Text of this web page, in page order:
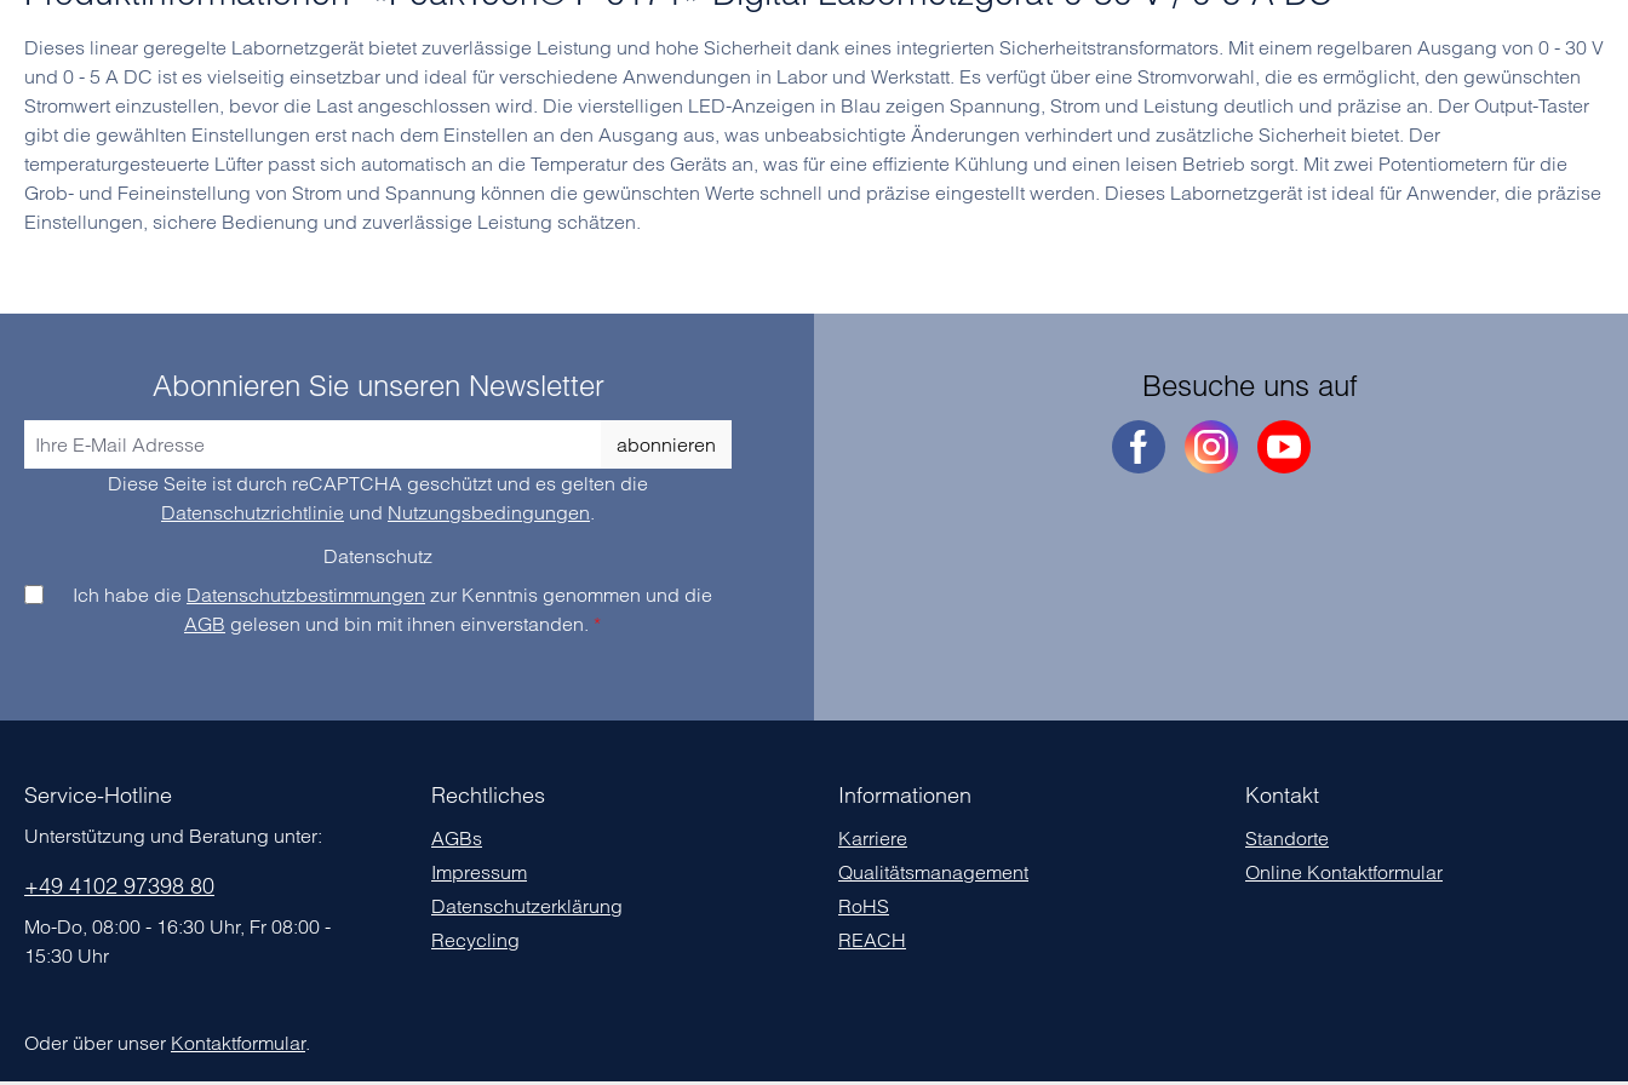
Dieses linear geregelte Labornetzgerät bietet zuverlässige Leistung und hohe Sicherheit dank eines integrierten Sicherheitstransformators. Mit einem regelbaren Ausgang von 0 - 30 V
und 0 - 5 A DC ist es vielseitig einsetzbar und ideal für verschiedene Anwendungen in Labor und Werkstatt. Es verfügt über eine Stromvorwahl, die es ermöglicht, den gewünschten
Stromwert einzustellen, bevor die Last angeschlossen wird. Die vierstelligen LED-Anzeigen in Blau zeigen Spannung, Strom und Leistung deutlich und präzise an. Der Output-Taster
gibt die gewählten Einstellungen erst nach dem Einstellen an den Ausgang aus, was unbeabsichtigte Änderungen verhindert und zusätzliche Sicherheit bietet. Der
temperaturgesteuerte Lüfter passt sich automatisch an die Temperatur des Geräts an, was für eine effiziente Kühlung und einen leisen Betrieb sorgt. Mit zwei Potentiometern für die
Grob- und Feineinstellung von Strom und Spannung können die gewünschten Werte schnell und präzise eingestellt werden. Dieses Labornetzgerät ist ideal für Anwender, die präzise
Einstellungen, sichere Bedienung und zuverlässige Leistung schätzen.
Abonnieren Sie unseren Newsletter
abonnieren
Diese Seite ist durch reCAPTCHA geschützt und es gelten die
Datenschutzrichtlinie und Nutzungsbedingungen.
Datenschutz
Ich habe die Datenschutzbestimmungen
AGB gelesen und bin mit ihnen einverstanden. *
Besuche uns auf
Service-Hotline
Unterstützung und Beratung unter:
+49 4102 97398 80
Mo-Do, 08:00 - 16:30 Uhr, Fr 08:00 -
15:30 Uhr
Oder über unser Kontaktformular.
Rechtliches
AGBs
Impressum
Datenschutzerklärung
Recycling
Informationen
Karriere
Qualitätsmanagement
RoHS
REACH
Kontakt
Standorte
Online Kontaktformular